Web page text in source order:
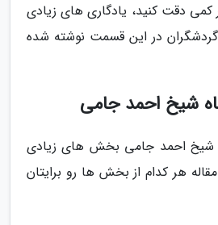
دقت کنید، یادگاری های زیادی
گردشگران در این قسمت نوشته شده
شیخ احمد جامی
شیخ احمد جامی بخش های زیادی
هر کدام از بخش ها رو برایتان